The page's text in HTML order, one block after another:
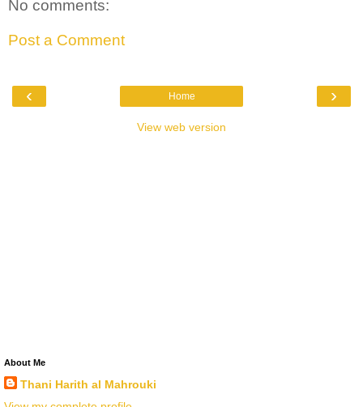
No comments:
Post a Comment
‹ ›
Home
View web version
About Me
Thani Harith al Mahrouki